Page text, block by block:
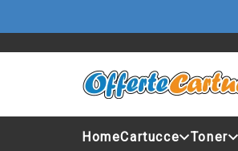
HomeCartucce Toner